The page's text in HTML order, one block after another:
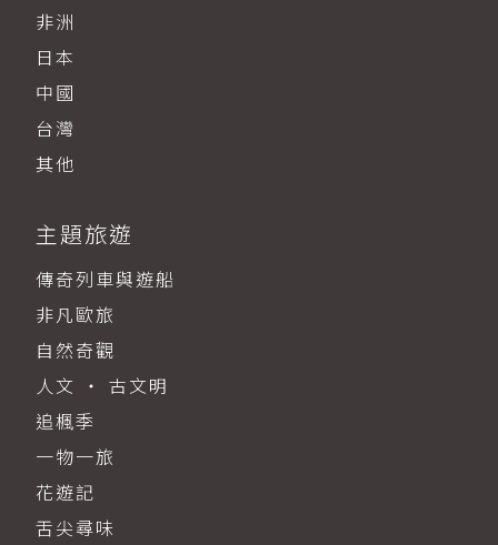
主題旅遊
傳奇列車與遊船
非凡歐旅
自然奇觀
人文 ‧ 古文明
追楓季
一物一旅
花遊記
舌尖尋味
非洲
日本
中國
台灣
其他